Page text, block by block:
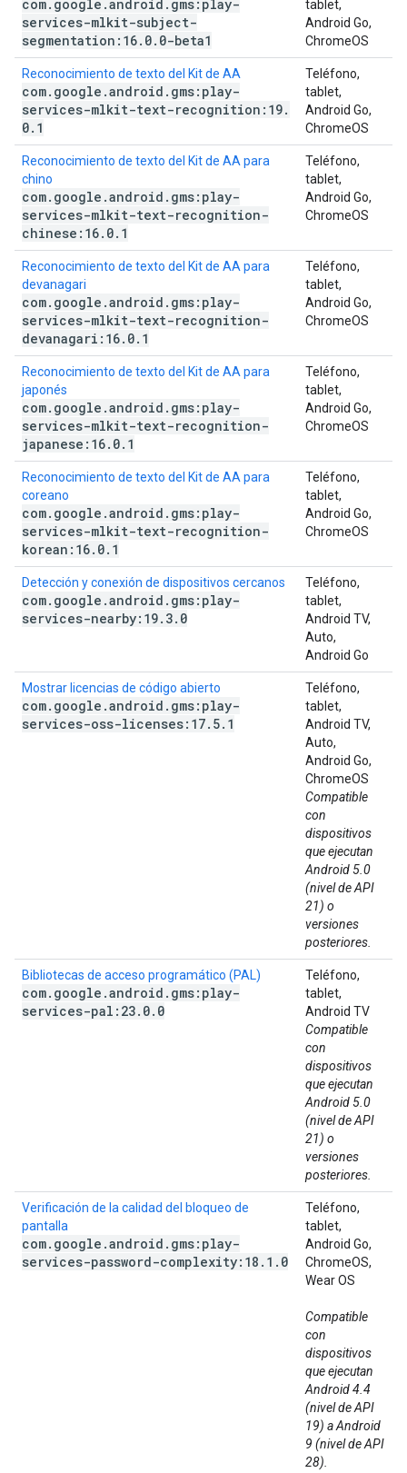
com. google .android . gms:play-
services-mlkit-subject-
segmentation:16. 0. 0-beta1
tablet,
Android Go,
ChromeOS
Reconocimiento de texto del Kit de AA
com. google .android . gms:play-
services-mlkit-text-recognition:19.
0. 1
Teléfono,
tablet,
Android Go,
ChromeOS
Reconocimiento de texto del Kit de AA para
chino
com. google .android . gms:play-
services-mlkit-text-recognition-
chinese:16. 0. 1
Teléfono,
tablet,
Android Go,
ChromeOS
Reconocimiento de texto del Kit de AA para
devanagari
com. google .android . gms:play-
services-mlkit-text-recognition-
devanagari:16. 0. 1
Teléfono,
tablet,
Android Go,
ChromeOS
Reconocimiento de texto del Kit de AA para
japonés
com. google .android . gms:play-
services-mlkit-text-recognition-
japanese:16. 0. 1
Teléfono,
tablet,
Android Go,
ChromeOS
Reconocimiento de texto del Kit de AA para
coreano
com. google .android . gms:play-
services-mlkit-text-recognition-
korean:16. 0. 1
Teléfono,
tablet,
Android Go,
ChromeOS
Detección y conexión de dispositivos cercanos
com. google .android . gms:play-
services-nearby:19. 3. 0
Teléfono,
tablet,
Android TV,
Auto,
Android Go
Mostrar licencias de código abierto
com. google .android . gms:play-
services-oss-licenses:17. 5. 1
Teléfono,
tablet,
Android TV,
Auto,
Android Go,
ChromeOS
Compatible
con
dispositivos
que ejecutan
Android 5.0
(nivel de API
21) o
versiones
posteriores.
Bibliotecas de acceso programático (PAL)
com. google .android . gms:play-
services-pal:23. 0. 0
Teléfono,
tablet,
Android TV
Compatible
con
dispositivos
que ejecutan
Android 5.0
(nivel de API
21) o
versiones
posteriores.
Verificación de la calidad del bloqueo de
pantalla
com. google .android . gms:play-
services-password-complexity:18 . 1 . 0
Teléfono,
tablet,
Android Go,
ChromeOS,
Wear OS
Compatible
con
dispositivos
que ejecutan
Android 4.4
(nivel de API
19) a Android
9 (nivel de API
28).